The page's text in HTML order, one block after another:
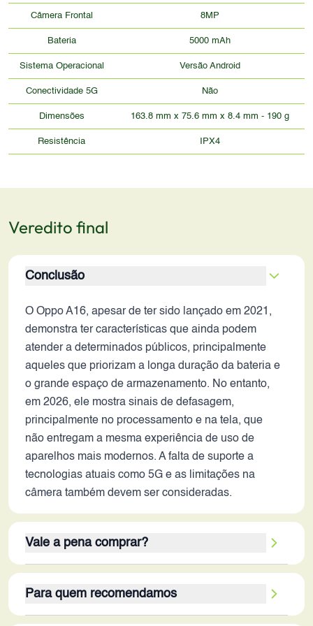
Câmera Frontal 8MP
Bateria 5000 mAh
Sistema Operacional Versão Android
Conectividade 5G Não
Dimensões 163.8 mm x 75.6 mm x 8.4 mm - 190 g
Resistência IPX4
Veredito final
Conclusão
O Oppo A16, apesar de ter sido lançado em 2021,
demonstra ter características que ainda podem
atender a determinados públicos, principalmente
aqueles que priorizam a longa duração da bateria e
o grande espaço de armazenamento. No entanto,
em 2026, ele mostra sinais de defasagem,
principalmente no processamento e na tela, que
não entregam a mesma experiência de uso de
aparelhos mais modernos. A falta de suporte a
tecnologias atuais como 5G e as limitações na
câmera também devem ser consideradas.
Vale a pena comprar?
dependerá das prioridades do usuário. Se o foco for
em autonomia de bateria e armazenamento, e o uso
Para quem recomendamos